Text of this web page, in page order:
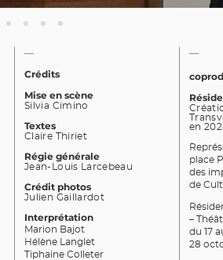
—
Crédits
Mise en scène
Silvia Cimino
Textes
Claire Thiriet
Régie générale
Jean-Louis Larcebeau
Crédit photos
Julien Gaillardot
Interprétation
Marion Bajot
Hélène Langlet
Tiphaine Colleter
—
en
place
des
de
–
du 17
28